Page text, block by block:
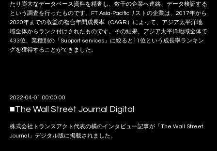
たり膨大なデータベース資料を精査し、数千の企業へ連絡、データ検証する
という調査を行ったものです。FT Asia-Pacificリストの企業は、2017年から
2020年までの収益の複合年間成長率（CAGR）によって、アジア太平洋地
域全体からランク付けされたものです。その結果、アジア太平洋地域全体で
433位、業種別の「Support services」に絞ると11位という成長率ランキン
グを獲得することができました。
2022-04-01 00:00:00
■The Wall Street Journal Digital
株式会社トランスアクト代表の橘のインタビュー記事が「The Wall Street
Journal」デジタル版に掲載されました。